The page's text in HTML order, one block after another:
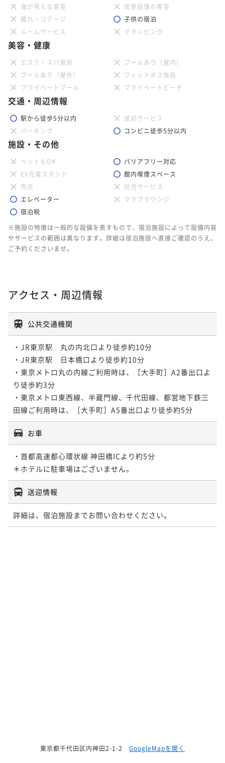
海が見える客室
夜景自慢の客室
離れ・コテージ
子供の宿泊
ルームサービス
グランピング
美容・健康
エステ・スパ施設
プールあり（屋内）
プールあり（屋外）
フィットネス施設
プライベートプール
プライベートビーチ
交通・周辺情報
駅から徒歩5分以内
送迎サービス
パーキング
コンビニ徒歩5分以内
施設・その他
ペットもOK
バリアフリー対応
EV充電スタンド
館内喫煙スペース
売店
託児サービス
エレベーター
クラブラウンジ
宿泊税
※施設の特徴は一般的な設備を表すもので、宿泊施設によって設備内容
やサービスの範囲は異なります。詳細は宿泊施設へ直接ご確認のうえ、
ご予約くださいませ。
アクセス・周辺情報
公共交通機関
・JR東京駅　丸の内北口より徒歩約10分
・JR東京駅　日本橋口より徒歩約10分
・東京メトロ丸の内線ご利用時は、［大手町］A2番出口よ
り徒歩約3分
・東京メトロ東西線、半蔵門線、千代田線、都営地下鉄三
田線ご利用時は、［大手町］A5番出口より徒歩約5分
お車
・首都高速都心環状線 神田橋ICより約5分
＊ホテルに駐車場はございません。
送迎情報
詳細は、宿泊施設までお問い合わせください。
東京都千代田区内神田2-1-2 GoogleMapを開く